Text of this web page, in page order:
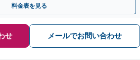
料金表を見る
せ メールでお問い合わせ